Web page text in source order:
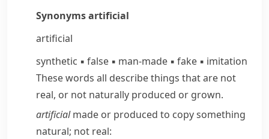
Synonymsartificial
artificial
synthetic ▪ false ▪ man-made ▪ fake ▪ imitation
These words all describe things that are not
real, or not naturally produced or grown.
artificialmade or produced to copy something
natural; not real: